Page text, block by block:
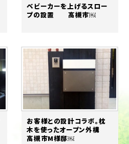
ベビーカーを上げるスロー
プの設置 高槻市￼
お客様との設計コラボ。枕
木を使ったオープン外構
高槻市M様邸￼